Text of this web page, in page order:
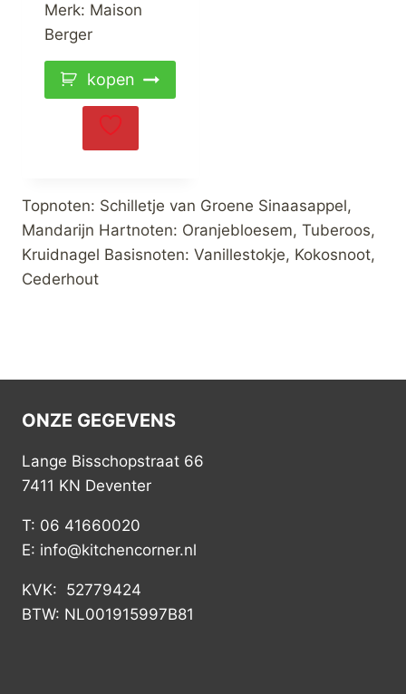
Merk: Maison
Berger
kopen
Topnoten: Schilletje van Groene Sinaasappel,
Mandarijn Hartnoten: Oranjebloesem, Tuberoos,
Kruidnagel Basisnoten: Vanillestokje, Kokosnoot,
Cederhout
ONZE GEGEVENS
Lange Bisschopstraat 66
7411 KN Deventer
T: 06 41660020
E: info@kitchencorner.nl
KVK: 52779424
BTW: NL001915997B81